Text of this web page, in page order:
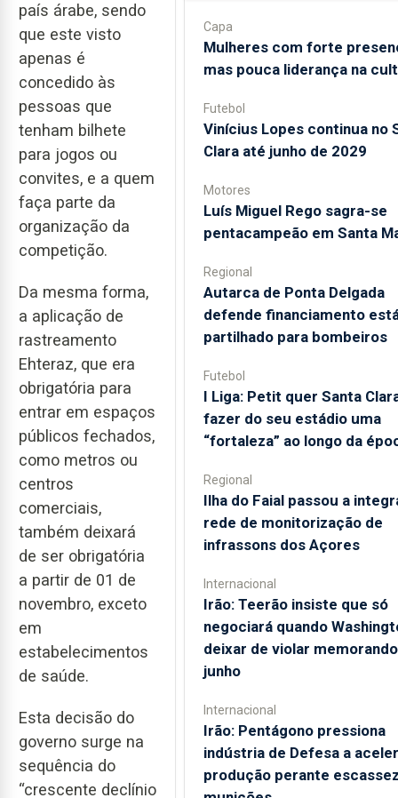
país árabe, sendo
que este visto
apenas é
concedido às
pessoas que
tenham bilhete
para jogos ou
convites, e a quem
faça parte da
organização da
competição.
Da mesma forma,
a aplicação de
rastreamento
Ehteraz, que era
obrigatória para
entrar em espaços
públicos fechados,
como metros ou
centros
comerciais,
também deixará
de ser obrigatória
a partir de 01 de
novembro, exceto
em
estabelecimentos
de saúde.
Esta decisão do
governo surge na
sequência do
“crescente declínio
Capa
Mulheres com forte
mas pouca liderança na
Futebol
Vinícius Lopes continua no
Clara até junho de 2029
Motores
Luís Miguel Rego sagra-se
pentacampeão em Santa
Regional
Autarca de Ponta Delgada
defende financiamento
partilhado para bombeiros
Futebol
I Liga: Petit quer Santa
fazer do seu estádio uma
“fortaleza” ao longo da
Regional
Ilha do Faial passou a
rede de monitorização de
infrassons dos Açores
Internacional
Irão: Teerão insiste que só
negociará quando
deixar de violar
junho
Internacional
Irão: Pentágono pressiona
indústria de Defesa a
produção perante